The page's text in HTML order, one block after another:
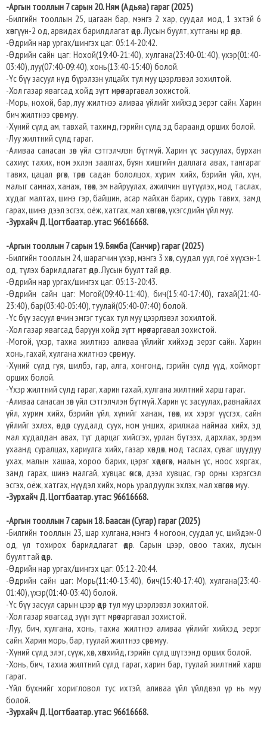
-Аргын тооллын 7 сарын 20. Ням (Адьяа) гараг (2025)
-Билгийн тооллын 25, цагаан бар, мэнгэ 2 хар, суудал мод, 1 эхтэй 6
хөвгүүн-2 од, арвидах барилдлагат өдөр. Лусын буулт, хутганы ир өдөр.
-Өдрийн нар ургах/шингэх цаг: 05:14-20:42.
-Өдрийн сайн цаг: Нохой(19:40-21:40), хулгана(23:40-01:40), үхэр(01:40-
03:40), луу(07:40-09:40), хонь(13:40-15:40) болой.
-Үс бүү засуул нүд бүрэлзэн улцайх тул муу цээрлэвэл зохилтой.
-Хол газар явагсад хойд зүгт мөрөө гаргавал зохистой.
-Морь, нохой, бар, луу жилтнээ аливаа үйлийг хийхэд эерэг сайн. Харин
бич жилтнээ сөрөг муу.
-Хүний сүлд ам, тавхай, тахимд, гэрийн сүлд эд бараанд орших болой.
-Луу жилтний сүлд гараг.
-Аливаа санасан зөв үйл сэтгэлчлэн бүтмүй. Харин үс засуулах, бурхан
сахиус тахих, ном эхлэн заалгах, буян хишгийн даллага авах, тангараг
тавих, цацал өргөх, төрөл садан бололцох, хурим хийх, бэрийн үйл, хүн,
малыг самнах, ханаж, төнөх, эм найруулах, ажилчин шүтүүлэх, мод таслах,
худаг малтах, шинэ гэр, байшин, асар майхан барих, суурь тавих, замд
гарах, шинэ дээл эсгэх, оёж, хатгах, мал хөнгөлөх, үхэгсдийн үйл муу.
-Зурхайч Д. Цогтбаатар. утас: 96616668.
-Аргын тооллын 7 сарын 19. Бямба (Санчир) гараг (2025)
-Билгийн тооллын 24, шарагчин үхэр, мэнгэ 3 хөх, суудал уул, гоё хүүхэн-1
од, түлэх барилдлагат өдөр. Лусын буулттай өдөр.
-Өдрийн нар ургах/шингэх цаг: 05:13-20:43.​
-Өдрийн сайн цаг: Могой(09:40-11:40), бич(15:40-17:40), гахай(21:40-
23:40), бар(03:40-05:40), туулай(05:40-07:40) болой.
-Үс бүү засуул өвчин эмгэг тусах тул муу цээрлэвэл зохилтой.
-Хол газар явагсад баруун хойд зүгт мөрөө гаргавал зохистой.
-Могой, үхэр, тахиа жилтнээ аливаа үйлийг хийхэд эерэг сайн. Харин
хонь, гахай, хулгана жилтнээ сөрөг муу.
-Хүний сүлд гуя, шилбэ, гар, алга, хонгонд, гэрийн сүлд үүд, хойморт
орших болой.
-Үхэр жилтний сүлд гараг, харин гахай, хулгана жилтний харш гараг.
-Аливаа санасан зөв үйл сэтгэлчлэн бүтмүй. Харин үс засуулах, равнайлах
үйл, хурим хийх, бэрийн үйл, хүнийг ханаж, төнөх, их хэрэг үүсгэх, сайн
үйлийг эхлэх, өндөр суудалд суух, ном унших, арилжаа наймаа хийх, эд
мал худалдан авах, туг дарцаг хийсгэх, урлан бүтээх, дархлах, эрдэм
ухаанд суралцах, хариулга хийх, газар хөндөх, мод таслах, суваг шуудуу
ухах, малын хашаа, хороо барих, цэрэг хөдөлгөх, малын үс, ноос хяргах,
замд гарах, шинэ малгай, хувцас өмсөх, дээл хувцас, гэр орны хэрэгсэл
эсгэх, оёж, хатгах, нүүдэл хийх, морь уралдуулж эхлэх, мал хөнгөлөх муу.
-Зурхайч Д. Цогтбаатар. утас: 96616668.
-Аргын тооллын 7 сарын 18. Баасан (Сугар) гараг (2025)
-Билгийн тооллын 23, шар хулгана, мэнгэ 4 ногоон, суудал ус, шийдэм-0
од, үл тохирох барилдлагат өдөр. Сарын цээр, овоо тахих, лусын
буулттай өдөр.
-Өдрийн нар ургах/шингэх цаг: 05:12-20:44.​
-Өдрийн сайн цаг: Морь(11:40-13:40), бич(15:40-17:40), хулгана(23:40-
01:40), үхэр(01:40-03:40) болой.
-Үс бүү засуул сарын цээр өдөр тул муу цээрлэвэл зохилтой.
-Хол газар явагсад зүүн зүгт мөрөө гаргавал зохистой.
-Луу, бич, хулгана, хонь, тахиа жилтнээ аливаа үйлийг хийхэд эерэг
сайн. Харин морь, бар, туулай жилтнээ сөрөг муу.
-Хүний сүлд элэг, сүүж, хөл, хөмхийд, гэрийн сүлд шүтээнд орших болой.
-Хонь, бич, тахиа жилтний сүлд гараг, харин бар, туулай жилтний харш
гараг.
-Үйл бүхнийг хоригловол тус ихтэй, аливаа үйл үйлдвэл үр нь муу
болой.
-Зурхайч Д. Цогтбаатар. утас: 96616668.